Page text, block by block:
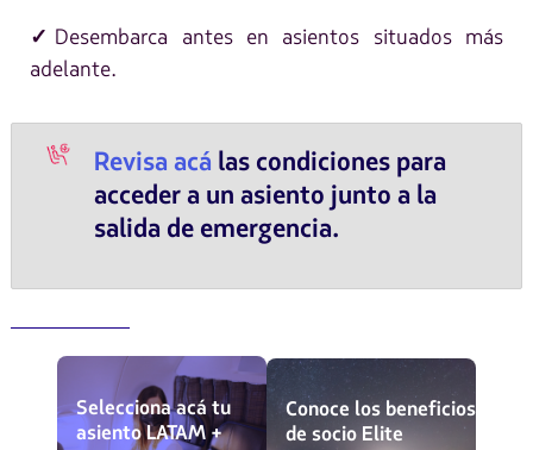
✓ Desembarca antes en asientos situados más
adelante.
Revisa acá las condiciones para
acceder a un asiento junto a la
salida de emergencia.
Selecciona acá tu
asiento LATAM +
Conoce los beneficios
de socio Elite